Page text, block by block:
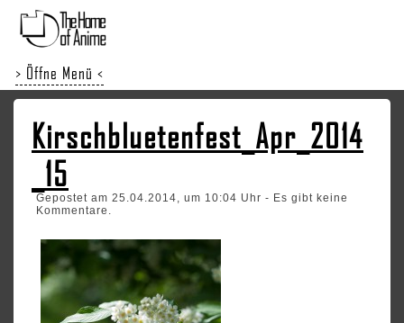
> Öffne Menü <
Kirschbluetenfest_Apr_2014
_15
Gepostet am 25.04.2014, um 10:04 Uhr - Es gibt keine
Kommentare.